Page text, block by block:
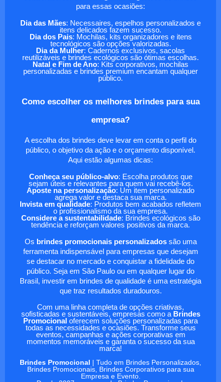
para essas ocasiões:
Dia das Mães: Necessaires, espelhos personalizados e
itens delicados fazem sucesso.
Dia dos Pais: Mochilas, kits organizadores e itens
tecnológicos são opções valorizadas.
Dia da Mulher: Cadernos exclusivos, sacolas
reutilizáveis e brindes ecológicos são ótimas escolhas.
Natal e Fim de Ano: Kits corporativos, mochilas
personalizadas e brindes premium encantam qualquer
público.
Como escolher os melhores brindes para sua
empresa?
A escolha dos brindes deve levar em conta o perfil do
público, o objetivo da ação e o orçamento disponível.
Aqui estão algumas dicas:
Conheça seu público-alvo: Escolha produtos que
sejam úteis e relevantes para quem vai recebê-los.
Aposte na personalização: Um item personalizado
agrega valor e destaca sua marca.
Invista em qualidade: Produtos bem acabados refletem
o profissionalismo da sua empresa.
Considere a sustentabilidade: Brindes ecológicos são
tendência e reforçam valores positivos da marca.
Os brindes promocionais personalizadossão uma
ferramenta indispensável para empresas que desejam
se destacar no mercado e conquistar a fidelidade do
público. Seja em São Paulo ou em qualquer lugar do
Brasil, investir em brindes de qualidade é uma estratégia
que traz resultados duradouros.
Com uma linha completa de opções criativas,
sofisticadas e sustentáveis, empresas como a Brindes
Promocional oferecem soluções personalizadas para
todas as necessidades e ocasiões. Transforme seus
eventos, campanhas e ações corporativas em
momentos memoráveis e garanta o sucesso da sua
marca!
Brindes Promocional | Tudo em Brindes Personalizados,
Brindes Promocionais, Brindes Corporativos para sua
Empresa e Evento.